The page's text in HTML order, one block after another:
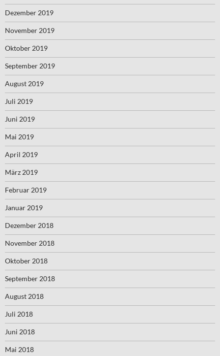
Dezember 2019
November 2019
Oktober 2019
September 2019
August 2019
Juli 2019
Juni 2019
Mai 2019
April 2019
März 2019
Februar 2019
Januar 2019
Dezember 2018
November 2018
Oktober 2018
September 2018
August 2018
Juli 2018
Juni 2018
Mai 2018